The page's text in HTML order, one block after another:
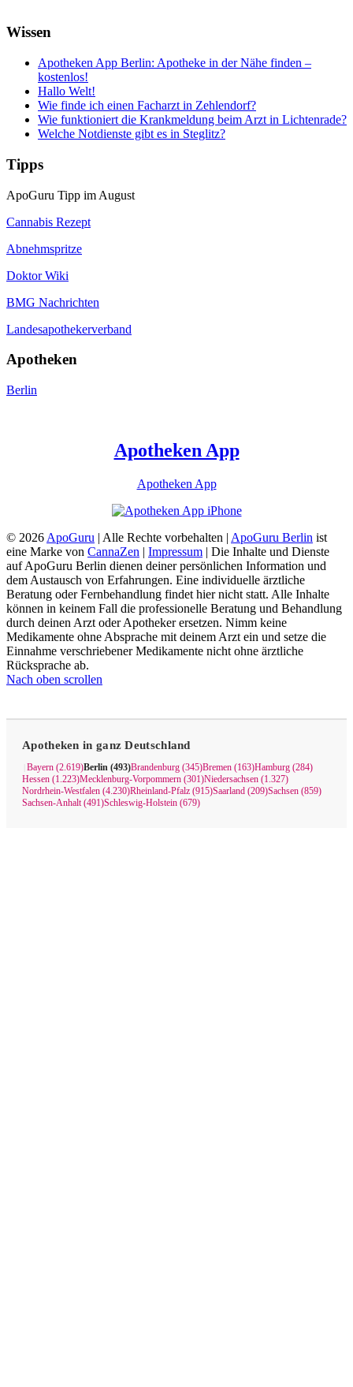
Wissen
Apotheken App Berlin: Apotheke in der Nähe finden –
kostenlos!
Hallo Welt!
Wie finde ich einen Facharzt in Zehlendorf?
Wie funktioniert die Krankmeldung beim Arzt in Lichtenrade?
Welche Notdienste gibt es in Steglitz?
Tipps
ApoGuru Tipp im August
Cannabis Rezept
Abnehmspritze
Doktor Wiki
BMG Nachrichten
Landesapothekerverband
Apotheken
Berlin
Apotheken App
Apotheken App
© 2026 ApoGuru | Alle Rechte vorbehalten | ApoGuru Berlin ist
eine Marke von CannaZen | Impressum | Die Inhalte und Dienste
auf ApoGuru Berlin dienen deiner persönlichen Information und
dem Austausch von Erfahrungen. Eine individuelle ärztliche
Beratung oder Fernbehandlung findet hier nicht statt. Alle Inhalte
können in keinem Fall die professionelle Beratung und Behandlung
durch deinen Arzt oder Apotheker ersetzen. Nimm keine
Medikamente ohne Absprache mit deinem Arzt ein und setze die
Einnahme verschriebener Medikamente nicht ohne ärztliche
Rücksprache ab.
Nach oben scrollen
Apotheken in ganz Deutschland
Bayern (2.619)Berlin (493)Brandenburg (345)Bremen (163)Hamburg (284)
Hessen (1.223)Mecklenburg-Vorpommern (301)Niedersachsen (1.327)
Nordrhein-Westfalen (4.230)Rheinland-Pfalz (915)Saarland (209)Sachsen (859)
Sachsen-Anhalt (491)Schleswig-Holstein (679)